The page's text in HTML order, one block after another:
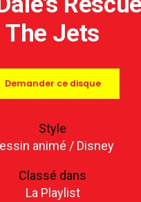
The Jets
Demander ce disque
Style
animé / Disney
Classé dans
La Playlist